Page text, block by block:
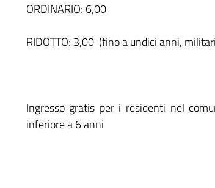
ORDINARIO: 6,00
RIDOTTO: 3,00 (fino a undici anni,
Ingresso gratis per i residenti nel
inferiore a 6 anni